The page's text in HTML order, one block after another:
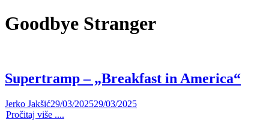
Goodbye Stranger
Supertramp – „Breakfast in America“
Jerko Jakšić29/03/202529/03/2025
Pročitaj više ....